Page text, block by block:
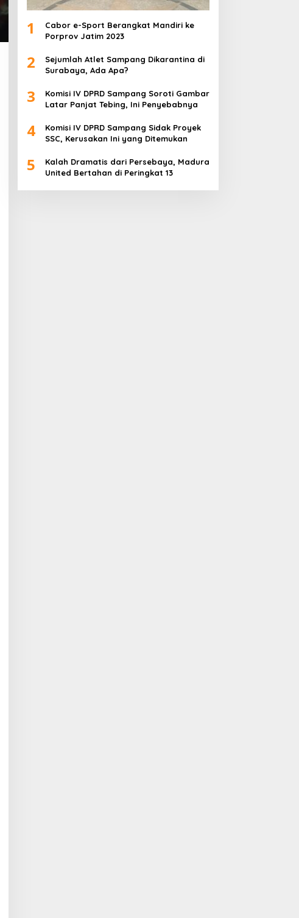
1
Cabor e-Sport Berangkat Mandiri ke
Porprov Jatim 2023
2
Sejumlah Atlet Sampang Dikarantina di
Surabaya, Ada Apa?
3
Komisi IV DPRD Sampang Soroti Gambar
Latar Panjat Tebing, Ini Penyebabnya
4
Komisi IV DPRD Sampang Sidak Proyek
SSC, Kerusakan Ini yang Ditemukan
5
Kalah Dramatis dari Persebaya, Madura
United Bertahan di Peringkat 13